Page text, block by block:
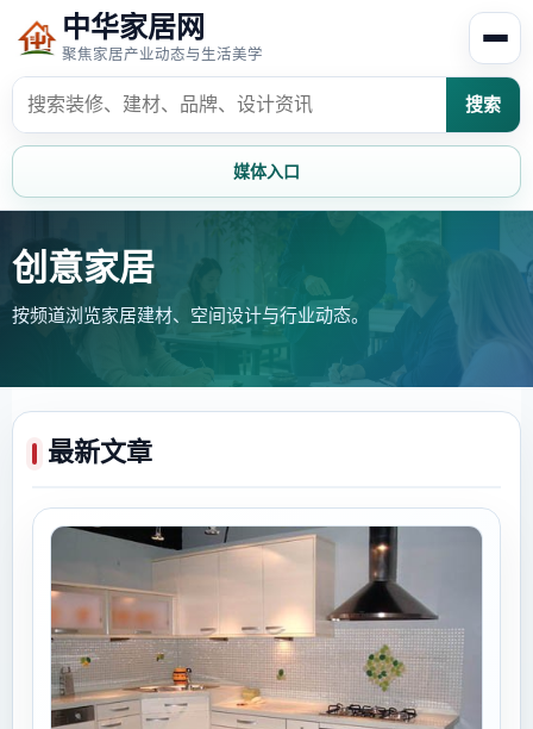
中华家居网
聚焦家居产业动态与生活美学
搜索
媒体入口
首页
家居风水 家居欣赏
装修设计
家具知识
家装攻略 创意家居
创意家居
按频道浏览家居建材、空间设计与行业动态。
最新文章